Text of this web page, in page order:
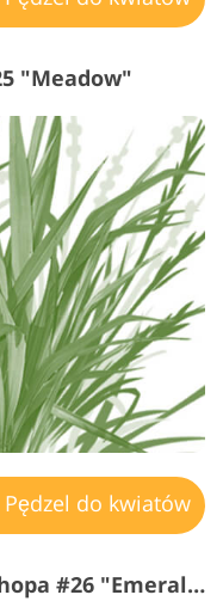
"Meadow"
Pędzel do kwiatów
Darmowy pędzel do Photoshopa #26 "Emerald"